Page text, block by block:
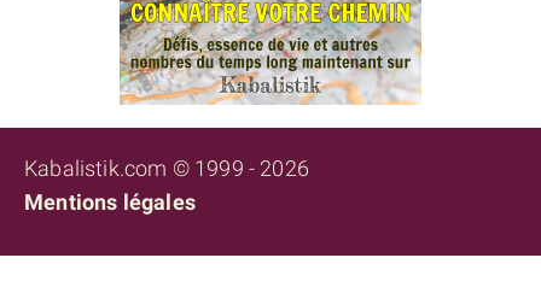
Kabalistik.com © 1999 - 2026
Mentions légales